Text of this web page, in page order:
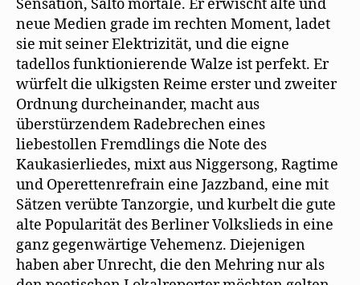
Sensation, Salto mortale. Er erwischt alte und
neue Medien grade im rechten Moment, ladet
sie mit seiner Elektrizität, und die eigne
tadellos funktionierende Walze ist perfekt. Er
würfelt die ulkigsten Reime erster und zweiter
Ordnung durcheinander, macht aus
überstürzendem Radebrechen eines
liebestollen Fremdlings die Note des
Kaukasierliedes, mixt aus Niggersong, Ragtime
und Operettenrefrain eine Jazzband, eine mit
Sätzen verübte Tanzorgie, und kurbelt die gute
alte Popularität des Berliner Volkslieds in eine
ganz gegenwärtige Vehemenz. Diejenigen
haben aber Unrecht, die den Mehring nur als